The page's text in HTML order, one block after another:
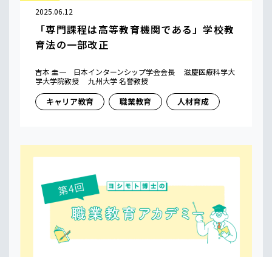
2025.06.12
「専門課程は高等教育機関である」学校教
育法の一部改正
吉本 圭一 日本インターンシップ学会会長 滋慶医療科学大
学大学院教授 九州大学 名誉教授
キャリア教育 職業教育 人材育成